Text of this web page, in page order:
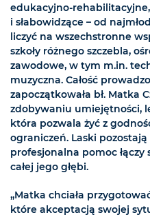
edukacyjno-
i słabowidzące – od
liczyć na wszechstronne
szkoły różnego szczebla,
zawodowe, w tym m.in.
muzyczna. Całość
zapoczątkowała bł. Matka
zdobywaniu umiejętności,
która pozwala żyć z
ograniczeń. Laski
profesjonalna pomoc łączy
całej jego głębi.
„Matka chciała
które akceptacją swojej